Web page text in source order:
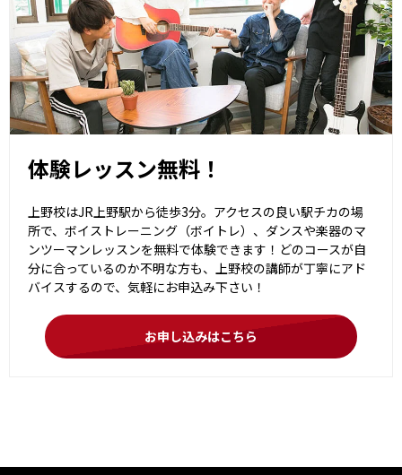
体験レッスン無料！
上野校はJR上野駅から徒歩3分。アクセスの良い駅チカの場
所で、ボイストレーニング（ボイトレ）、ダンスや楽器のマ
ンツーマンレッスンを無料で体験できます！どのコースが自
分に合っているのか不明な方も、上野校の講師が丁寧にアド
バイスするので、気軽にお申込み下さい！
お申し込みはこちら